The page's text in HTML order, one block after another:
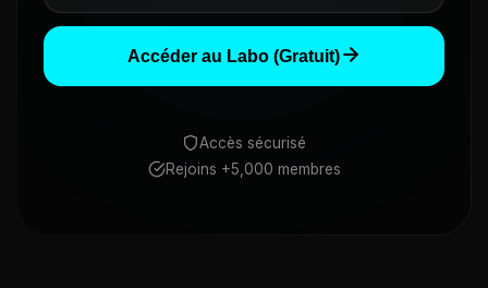
Accéder au Labo (Gratuit)
Accès sécurisé
Rejoins +5,000 membres